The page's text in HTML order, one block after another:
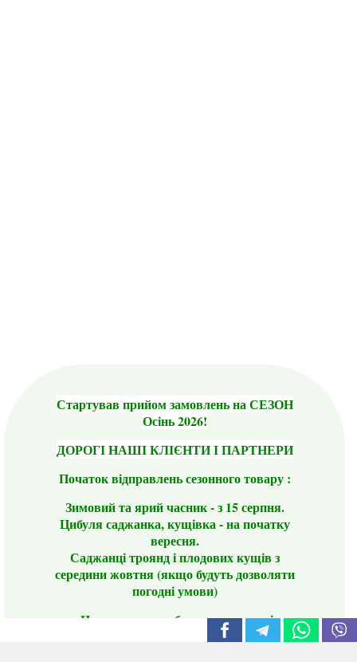
Стартував прийом замовлень на СЕЗОН
Осінь 2026!
ДОРОГІ НАШІ КЛІЄНТИ І ПАРТНЕРИ
Початок відправлень сезонного товару :
Зимовий та ярий часник - з 15 серпня.
Цибуля саджанка, кущівка - на початку
вересня.
Саджанці троянд і плодових кущів з
середини жовтня (якщо будуть дозволяти
погодні умови)
Цього сезону ви будете задоволені
традиційно гарним асортиментом цибулі